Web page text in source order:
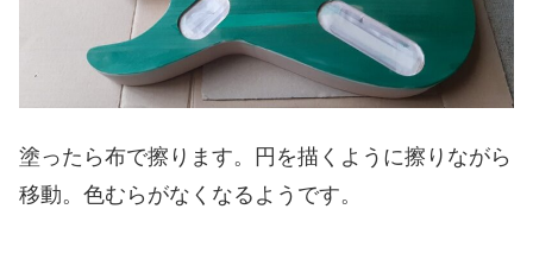
塗ったら布で擦ります。円を描くように擦りながら
移動。色むらがなくなるようです。